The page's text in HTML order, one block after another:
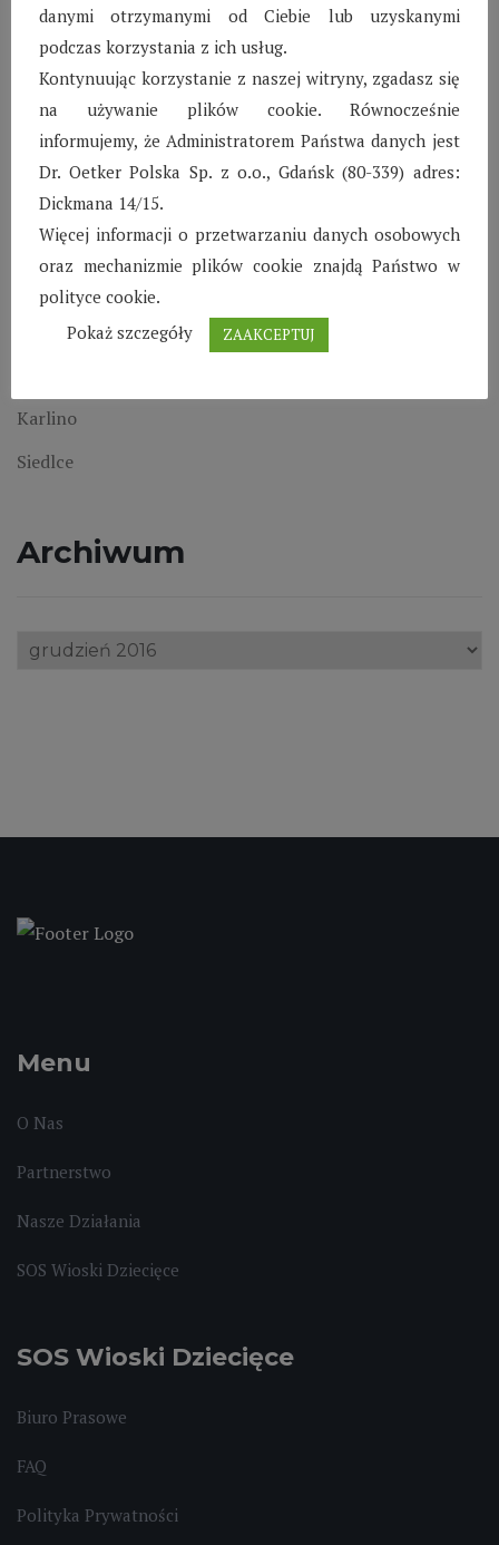
Czytaj więcej
Wioski Dziecięce
Biłgoraj
Karlino
Siedlce
Archiwum
Archiwum
Menu
O Nas
Partnerstwo
Nasze Działania
SOS Wioski Dziecięce
SOS Wioski Dziecięce
Biuro Prasowe
FAQ
Polityka Prywatności
danymi otrzymanymi od Ciebie lub uzyskanymi
podczas korzystania z ich usług.
Kontynuując korzystanie z naszej witryny, zgadasz się
na używanie plików cookie. Równocześnie
informujemy, że Administratorem Państwa danych jest
Dr. Oetker Polska Sp. z o.o., Gdańsk (80-339) adres:
Dickmana 14/15.
Więcej informacji o przetwarzaniu danych osobowych
oraz mechanizmie plików cookie znajdą Państwo w
polityce cookie.
Pokaż szczegóły
ZAAKCEPTUJ